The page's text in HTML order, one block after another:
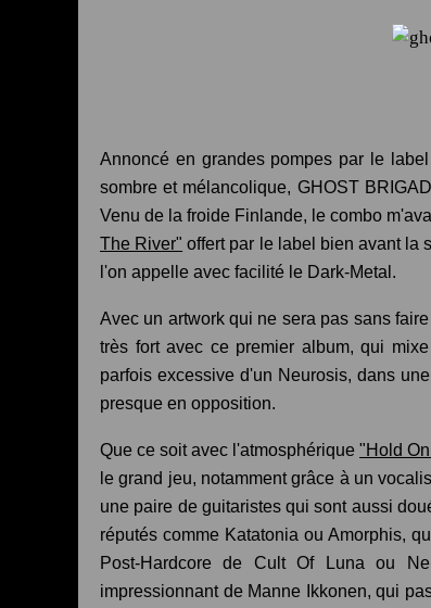
Annoncé en grandes pompes par le
sombre et mélancolique, GHOST
Venu de la froide Finlande, le combo
The River" offert par le label bien avant la
l'on appelle avec facilité le Dark-Metal.
Avec un artwork qui ne sera pas sans
très fort avec ce premier album, qui
parfois excessive d'un Neurosis, dans
presque en opposition.
Que ce soit avec l'atmosphérique "Hold
le grand jeu, notamment grâce à un
une paire de guitaristes qui sont aussi
réputés comme Katatonia ou Amorphis,
Post-Hardcore de Cult Of Luna ou
impressionnant de Manne Ikkonen, qui